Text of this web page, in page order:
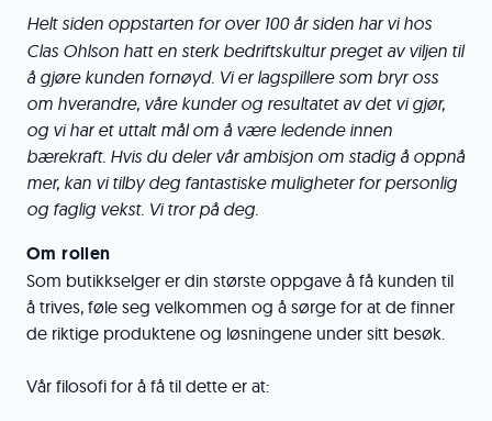
Helt siden oppstarten for over 100 år siden har vi hos
Clas Ohlson hatt en sterk bedriftskultur preget av viljen til
å gjøre kunden fornøyd. Vi er lagspillere som bryr oss
om hverandre, våre kunder og resultatet av det vi gjør,
og vi har et uttalt mål om å være ledende innen
bærekraft. Hvis du deler vår ambisjon om stadig å oppnå
mer, kan vi tilby deg fantastiske muligheter for personlig
og faglig vekst. Vi tror på deg.
Om rollen
Som butikkselger er din største oppgave å få kunden til
å trives, føle seg velkommen og å sørge for at de finner
de riktige produktene og løsningene under sitt besøk.
Vår filosofi for å få til dette er at: